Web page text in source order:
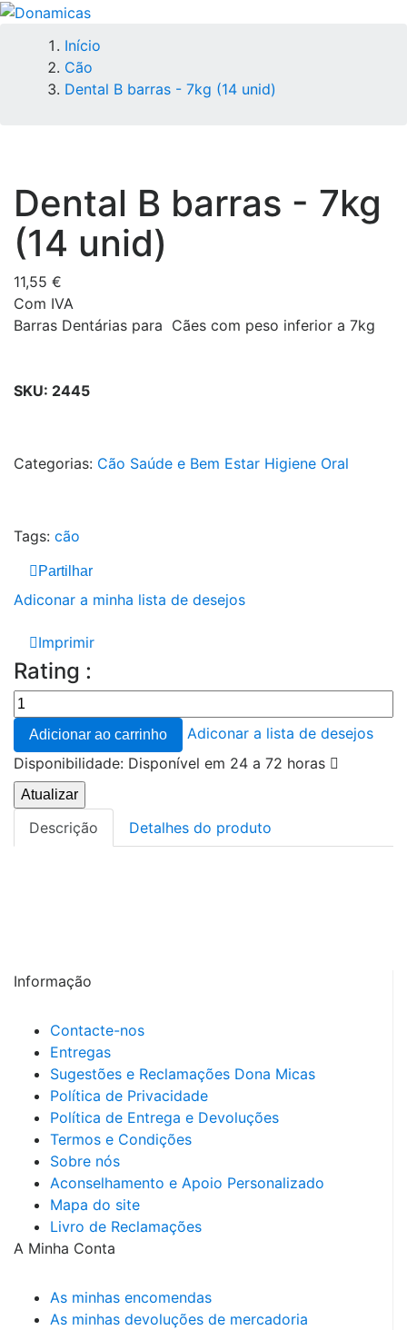
Início
Cão
Dental B barras - 7kg (14 unid)
Dental B barras - 7kg
(14 unid)
11,55 €
Com IVA
Barras Dentárias para Cães com peso inferior a 7kg
SKU: 2445
Categorias: Cão Saúde e Bem Estar Higiene Oral
Tags: cão
Partilhar
Adiconar a minha lista de desejos
Imprimir
Rating :
Adicionar ao carrinho
Adiconar a lista de desejos
Disponibilidade: Disponível em 24 a 72 horas
Descrição Detalhes do produto
Informação
Contacte-nos
Entregas
Sugestões e Reclamações Dona Micas
Política de Privacidade
Política de Entrega e Devoluções
Termos e Condições
Sobre nós
Aconselhamento e Apoio Personalizado
Mapa do site
Livro de Reclamações
A Minha Conta
As minhas encomendas
As minhas devoluções de mercadoria